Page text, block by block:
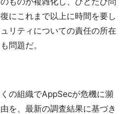
にこれまで以上に時間を要し
リティについての責任の所在
問題だ。
の組織でAppSecが危機に瀕
を、最新の調査結果に基づき